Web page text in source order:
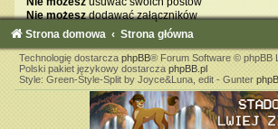
Nie możeszdodawać załączników
Strona domowa
Strona główna
Technologię dostarcza phpBB® Forum Software © phpBB
Polski pakiet językowy dostarcza phpBB.pl
Style: Green-Style-Split by Joyce&Luna, edit - Gunter